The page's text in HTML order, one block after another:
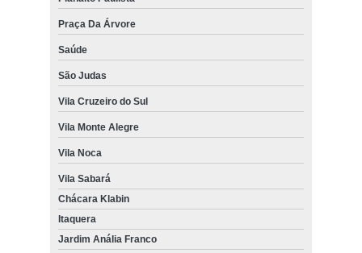
Praça Da Árvore
Saúde
São Judas
Vila Cruzeiro do Sul
Vila Monte Alegre
Vila Noca
Vila Sabará
Chácara Klabin
Itaquera
Jardim Anália Franco